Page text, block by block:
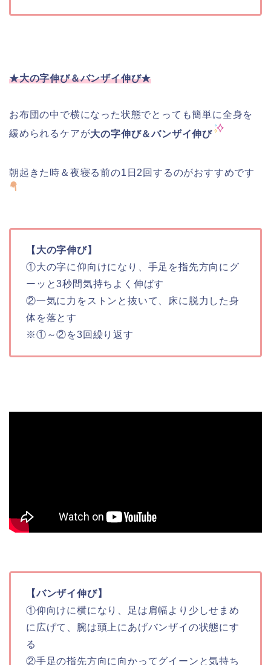
★大の字伸び＆バンザイ伸び★
お布団の中で横になった状態でとっても簡単に全身を
緩められるケアが大の字伸び＆バンザイ伸び
朝起きた時＆夜寝る前の1日2回するのがおすすめです
【大の字伸び】
①大の字に仰向けになり、手足を指先方向にグ
ーッと3秒間気持ちよく伸ばす
②一気に力をストンと抜いて、床に脱力した身
体を落とす
※①～②を3回繰り返す
【バンザイ伸び】
①仰向けに横になり、足は肩幅より少しせまめ
に広げて、腕は頭上にあげバンザイの状態にす
る
②手足の指先方向に向かってグイーンと気持ち